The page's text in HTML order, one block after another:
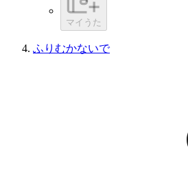
マイうた
ふりむかないで